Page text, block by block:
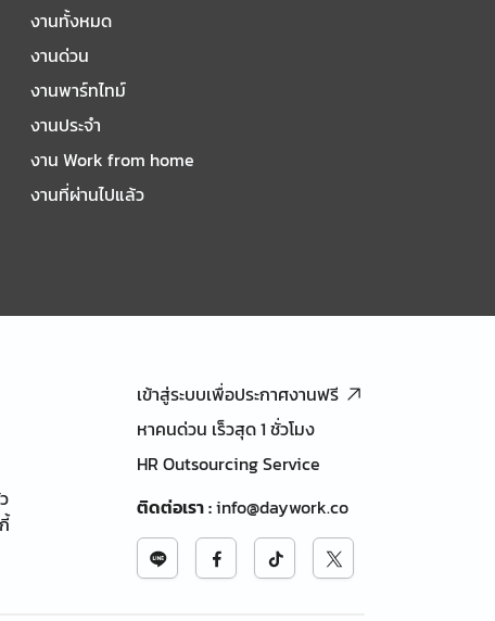
งานทั้งหมด
งานด่วน
งานพาร์ทไทม์
งานประจำ
งาน Work from home
งานที่ผ่านไปแล้ว
เข้าสู่ระบบเพื่อประกาศงานฟรี
หาคนด่วน เร็วสุด 1 ชั่วโมง
HR Outsourcing Service
ติดต่อเรา:info@daywork.co